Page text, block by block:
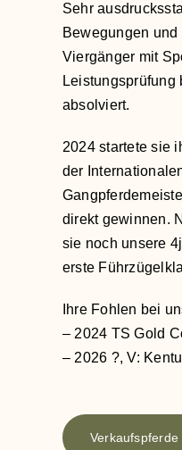
Sehr
Bewegungen
Viergänger mit
absolviert.
2024 startete sie
der
direkt gewinnen.
sie noch unsere
erste
Ihre Fohlen bei
– 2024 TS Gold
– 2026 ?, V:
Verkaufspferde